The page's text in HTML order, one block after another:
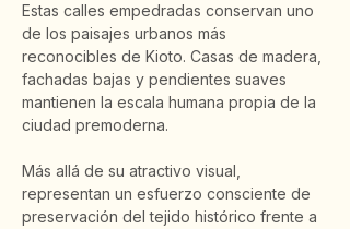
Estas calles empedradas conservan uno
de los paisajes urbanos más
reconocibles de Kioto. Casas de madera,
fachadas bajas y pendientes suaves
mantienen la escala humana propia de la
ciudad premoderna.
Más allá de su atractivo visual,
representan un esfuerzo consciente de
preservación del tejido histórico frente a